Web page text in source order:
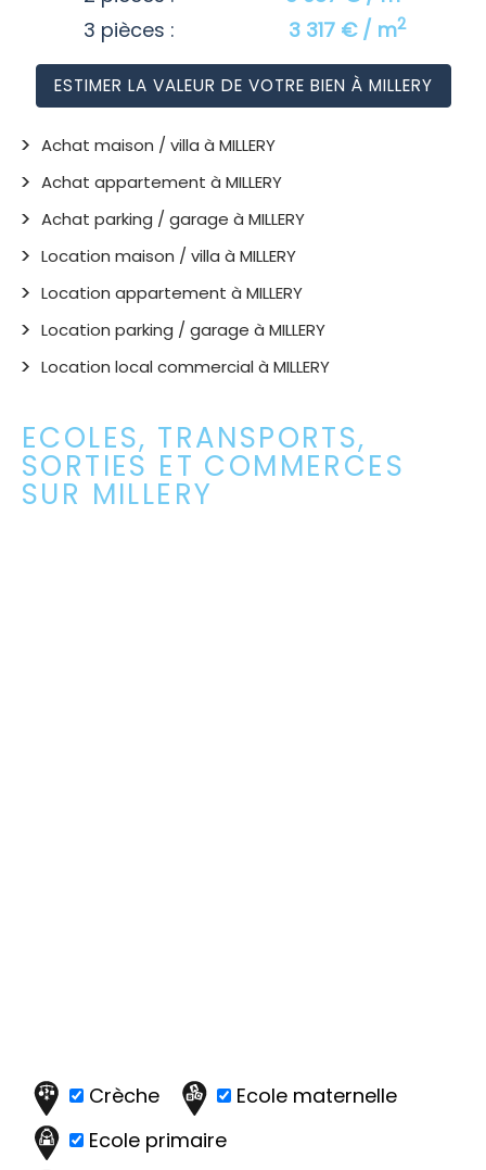
3 pièces :
3 317 € / m2
ESTIMER LA VALEUR DE VOTRE BIEN À MILLERY
Achat maison / villa à MILLERY
Achat appartement à MILLERY
Achat parking / garage à MILLERY
Location maison / villa à MILLERY
Location appartement à MILLERY
Location parking / garage à MILLERY
Location local commercial à MILLERY
ECOLES, TRANSPORTS,
SORTIES ET COMMERCES
SUR MILLERY
Crèche
Ecole maternelle
Ecole primaire